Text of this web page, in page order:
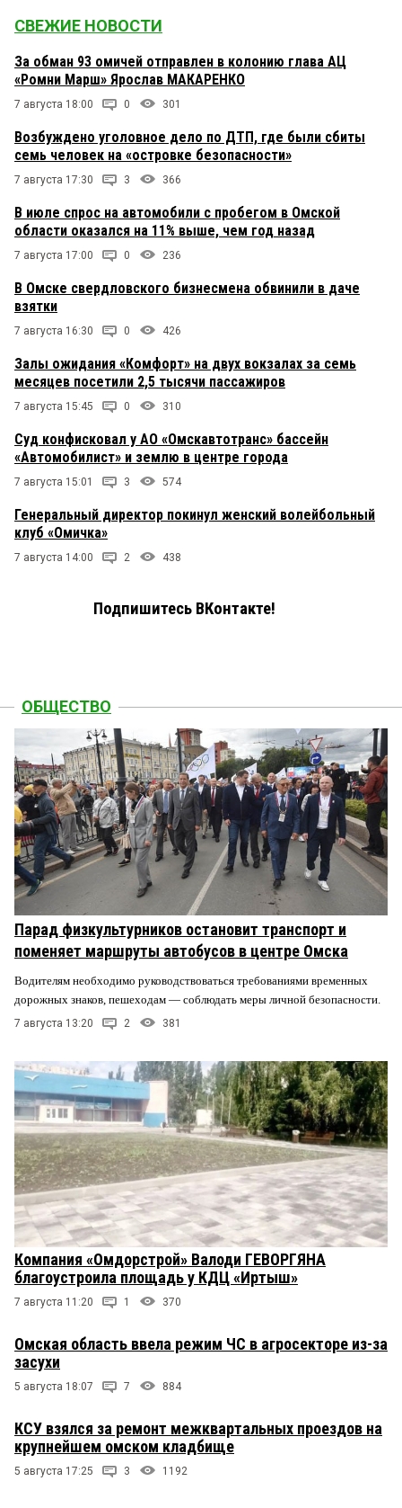
СВЕЖИЕ НОВОСТИ
За обман 93 омичей отправлен в колонию глава АЦ
«Ромни Марш» Ярослав МАКАРЕНКО
7 августа 18:00 0 301
Возбуждено уголовное дело по ДТП, где были сбиты
семь человек на «островке безопасности»
7 августа 17:30 3 366
В июле спрос на автомобили с пробегом в Омской
области оказался на 11% выше, чем год назад
7 августа 17:00 0 236
В Омске свердловского бизнесмена обвинили в даче
взятки
7 августа 16:30 0 426
Залы ожидания «Комфорт» на двух вокзалах за семь
месяцев посетили 2,5 тысячи пассажиров
7 августа 15:45 0 310
Суд конфисковал у АО «Омскавтотранс» бассейн
«Автомобилист» и землю в центре города
7 августа 15:01 3 574
Генеральный директор покинул женский волейбольный
клуб «Омичка»
7 августа 14:00 2 438
Подпишитесь ВКонтакте!
ОБЩЕСТВО
Парад физкультурников остановит транспорт и
поменяет маршруты автобусов в центре Омска
Водителям необходимо руководствоваться требованиями временных
дорожных знаков, пешеходам — соблюдать меры личной безопасности.
7 августа 13:20 2 381
Компания «Омдорстрой» Валоди ГЕВОРГЯНА
благоустроила площадь у КДЦ «Иртыш»
7 августа 11:20 1 370
Омская область ввела режим ЧС в агросекторе из-за
засухи
5 августа 18:07 7 884
КСУ взялся за ремонт межквартальных проездов на
крупнейшем омском кладбище
5 августа 17:25 3 1192